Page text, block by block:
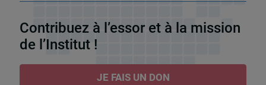
Contribuez à l’essor et à la mission
de l’Institut !
JE FAIS UN DON